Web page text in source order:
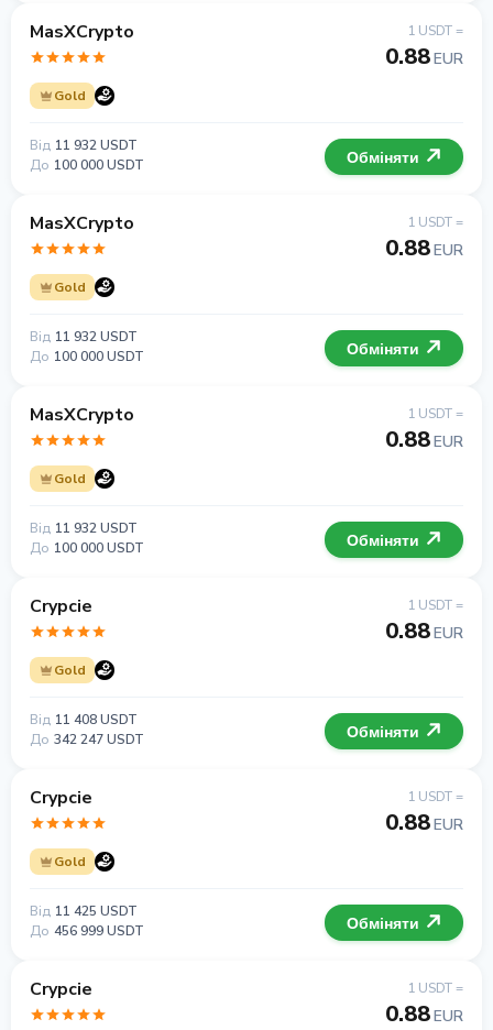
MasXCrypto
Gold
1 USDT =
0.88EUR
Від 11 932 USDT
До 100 000 USDT Обміняти
MasXCrypto
Gold
1 USDT =
0.88EUR
Від 11 932 USDT
До 100 000 USDT Обміняти
MasXCrypto
Gold
1 USDT =
0.88EUR
Від 11 932 USDT
До 100 000 USDT Обміняти
Crypcie
Gold
1 USDT =
0.88EUR
Від 11 408 USDT
До 342 247 USDT Обміняти
Crypcie
Gold
1 USDT =
0.88EUR
Від 11 425 USDT
До 456 999 USDT Обміняти
Crypcie 1 USDT =
0.88EUR